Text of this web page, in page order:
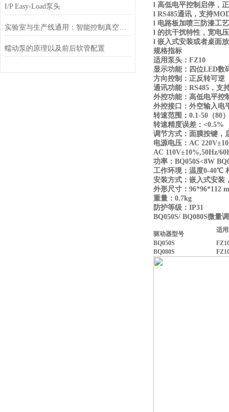
I/P Easy-Load泵头
实验室与生产线通用：智能控制真空脱泡器，准确调控气泡消除过程
蠕动泵的原理以及前后软管配置
l 高低电平控制启停，
l RS485通讯，支持
l 电路板加喷三防漆工
l 的抗干扰特性，宽电
l 嵌入式安装或者桌面
规格指标
适用泵头： FZ10
显示功能：四位LED数
方向控制：正反转可逆
通讯功能： RS485 ，支
外控功能：高低电平控
外控接口：外空输入电
转速范围： 0.1-50 （80
转速精度误差： <0.5%
调节方式：面膜按键，
电源电压： AC
AC 110V±10%,50Hz/
功率： BQ050S<8W
工作环境：温度0-40℃
安装方式：嵌入式安装
外形尺寸： 96*96*112
重量： 0.7kg
防护等级： IP31
BQ050S/ BQ080S微量
驱动器型号
适
BQ050S
BQ080S